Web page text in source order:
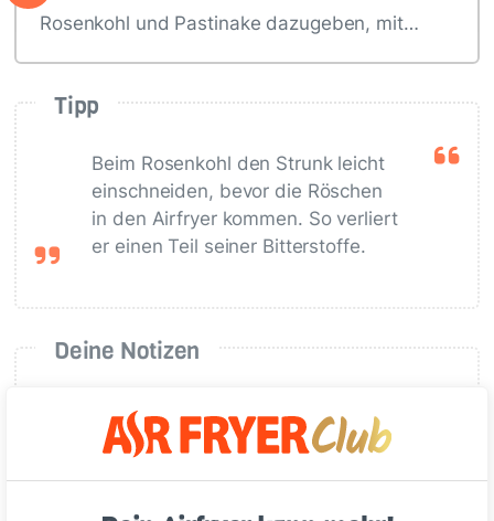
Rosenkohl und Pastinake dazugeben, mit…
Tipp
Beim Rosenkohl den Strunk leicht
einschneiden, bevor die Röschen
in den Airfryer kommen. So verliert
er einen Teil seiner Bitterstoffe.
Deine Notizen
Schreiben